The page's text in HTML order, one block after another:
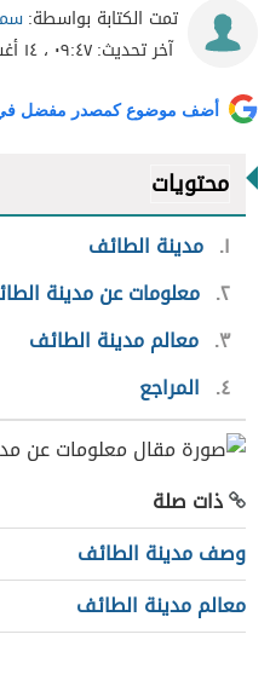
تمت الكتابة بواسطة:
آخر تحديث:٠٩:٤٧ ، ١٤ أغسطس ٢٠٢٢
أضف موضوع كمصدر مفضل
محتويات
١ مدينة الطائف
٢ معلومات عن مدينة
٣ معالم مدينة الطائف
٤
المراجع
ذات صلة
وصف مدينة الطائف
معالم مدينة الطائف